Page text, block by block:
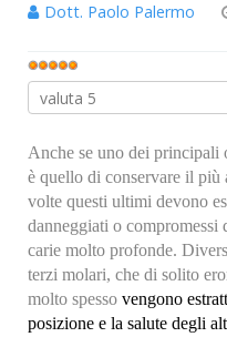
Dott. Paolo Palermo
Valutazione
attuale:5/5
Valuta
Anche se uno dei principali
è quello di conservare il
volte questi ultimi devono
danneggiati o
carie molto profonde.
terzi molari, che di solito
molto spesso vengono
posizione e la salute degli